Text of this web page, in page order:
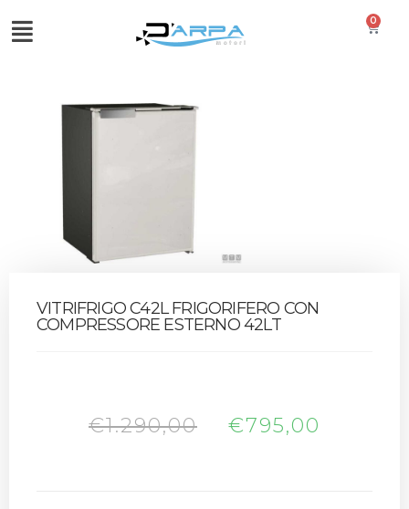
0
VITRIFRIGO C42L FRIGORIFERO CON
COMPRESSORE ESTERNO 42LT
€1.290,00 €795,00